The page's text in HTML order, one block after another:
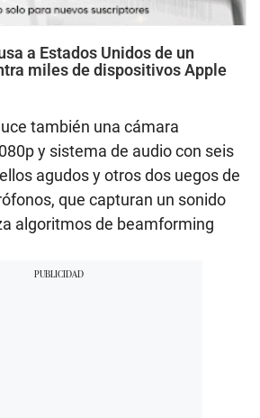
a Estados Unidos de un
miles de dispositivos Apple
también una cámara
y sistema de audio con seis
agudos y otros dos uegos de
que capturan un sonido
algoritmos de beamforming